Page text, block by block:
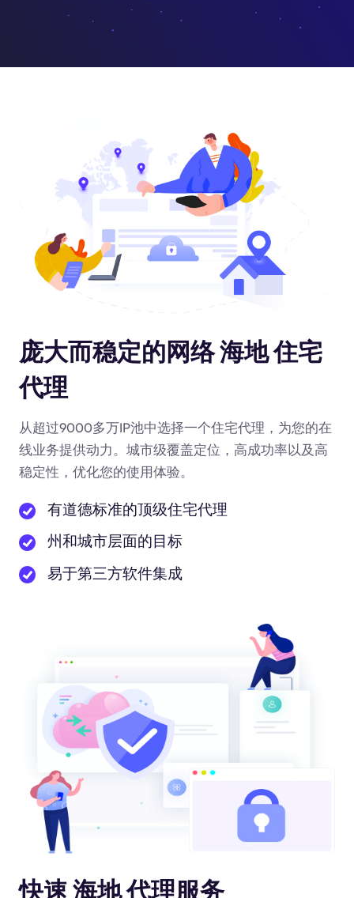
庞大而稳定的网络 海地 住宅
代理
从超过9000多万IP池中选择一个住宅代理，为您的在
线业务提供动力。城市级覆盖定位，高成功率以及高
稳定性，优化您的使用体验。
有道德标准的顶级住宅代理
州和城市层面的目标
易于第三方软件集成
快速 海地 代理服务